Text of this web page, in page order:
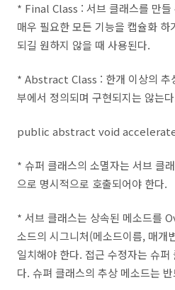
* Final Class : 서브 클래스를 만들
매우 필요한 모든 기능을 캡슐화
되길 원하지 않을 때 사용된다.
* Abstract Class : 한개 이상의 추
부에서 정의되며 구현되지는 않는
public abstract void
* 슈퍼 클래스의 소멸자는 서브 클
으로 명시적으로 호출되어야 한다.
* 서브 클래스는 상속된 메소드를
소드의 시그니처(메소드이름, 매개
일치해야 한다. 접근 수정자는 슈
다. 슈펴 클래스의 추상 메소드는